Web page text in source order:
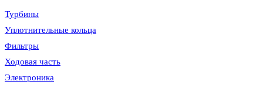
Турбины
Уплотнительные кольца
Фильтры
Ходовая часть
Электроника